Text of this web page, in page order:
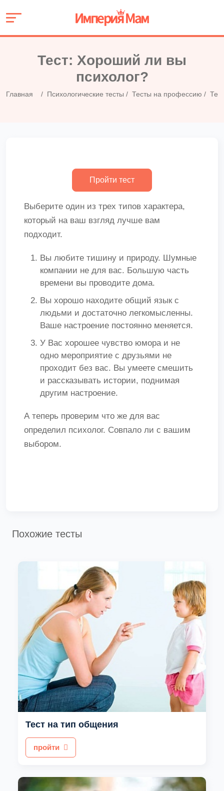
Тест: Хороший ли вы
психолог?
Главная Психологические тесты Тесты на профессию
Выберите один из трех типов характера,
который на ваш взгляд лучше вам
подходит.
Вы любите тишину и природу. Шумные
компании не для вас. Большую часть
времени вы проводите дома.
Вы хорошо находите общий язык с
людьми и достаточно легкомысленны.
Ваше настроение постоянно меняется.
У Вас хорошее чувство юмора и не
одно мероприятие с друзьями не
проходит без вас. Вы умеете смешить
и рассказывать истории, поднимая
другим настроение.
А теперь проверим что же для вас
определил психолог. Совпало ли с вашим
выбором.
Похожие тесты
Тест на тип общения
пройти